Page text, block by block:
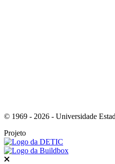
© 1969 - 2026 - Universidade
Projeto